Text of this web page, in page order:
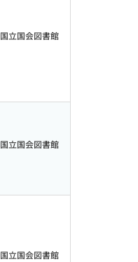
国立国会図書館
国立国会図書館
国立国会図書館